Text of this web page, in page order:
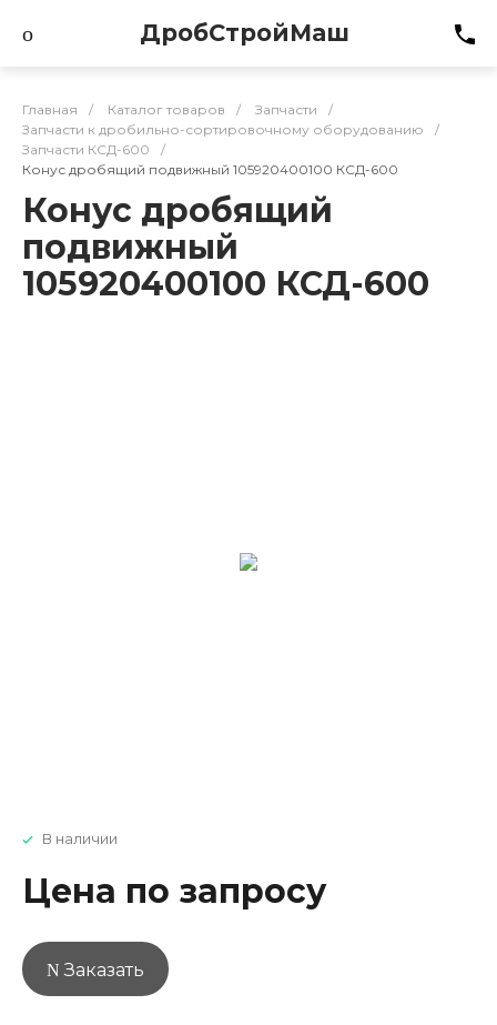
ДробСтройМаш
Главная / Каталог товаров / Запчасти
/
Запчасти к дробильно-сортировочному оборудованию
/
Запчасти КСД-600
/
Конус дробящий подвижный 105920400100 КСД-600
Конус дробящий
подвижный
105920400100 КСД-600
В наличии
Цена по запросу
Заказать